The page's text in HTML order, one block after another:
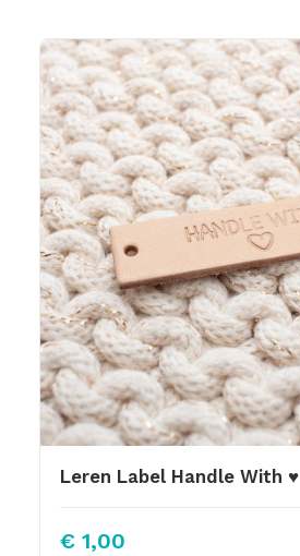
Leren Label Handle With ♥
€ 1,00